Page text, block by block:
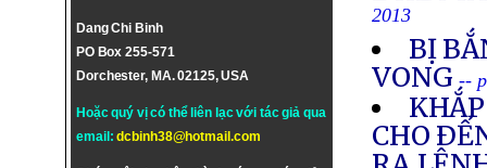
Dang Chi Binh
PO Box 255-571
Dorchester, MA. 02125, USA
Hoặc quý vị có thể liên lạc với tác giả qua
email:dcbinh38@hotmail.com
2013
BỊ
VONG --
CHO